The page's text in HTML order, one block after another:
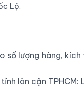
Lộ.
số lượng hàng,
lân cận TPHCM: